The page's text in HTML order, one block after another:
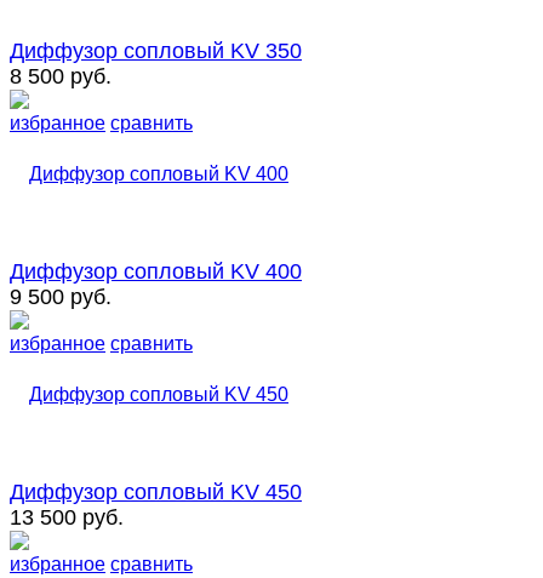
избранное сравнить
Диффузор сопловый KV 350
8 500 руб.
избранное сравнить
Диффузор сопловый KV 400
9 500 руб.
избранное сравнить
Диффузор сопловый KV 450
13 500 руб.